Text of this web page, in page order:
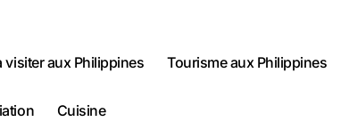
visiter aux Philippines
Tourisme aux Philippines
Cuisine